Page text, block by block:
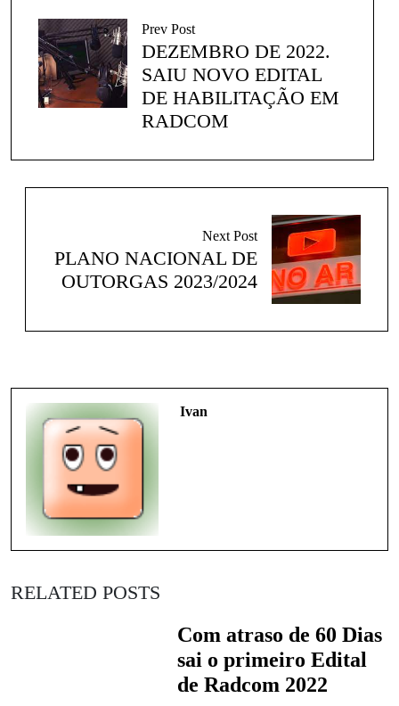
Prev Post
DEZEMBRO DE 2022.
SAIU NOVO EDITAL
DE HABILITAÇÃO EM
RADCOM
Next Post
PLANO NACIONAL DE
OUTORGAS 2023/2024
Ivan
RELATED POSTS
Com atraso de 60 Dias
sai o primeiro Edital
de Radcom 2022